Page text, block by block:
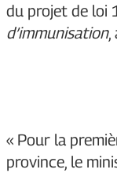
du projet de loi
d’immunisation,
« Pour la
province, le